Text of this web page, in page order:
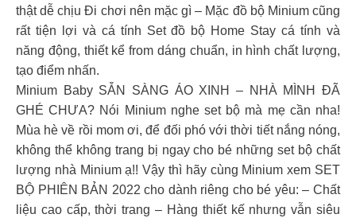
thật dễ chịu Đi chơi nên mặc gì – Mặc đồ bộ Minium cũng
rất tiện lợi và cá tính Set đồ bộ Home Stay cá tính và
năng động, thiết kể from dáng chuẩn, in hình chất lượng,
tạo điểm nhấn.
Minium Baby SẴN SÀNG ÁO XINH – NHÀ MÌNH ĐÃ
GHÉ CHƯA? Nói Minium nghe set bộ mà mẹ cần nha!
Mùa hè về rồi mom ơi, để đối phó với thời tiết nắng nóng,
không thể không trang bị ngay cho bé những set bộ chất
lượng nhà Minium ạ!! Vậy thì hãy cùng Minium xem SET
BỘ PHIÊN BẢN 2022 cho dành riêng cho bé yêu: – Chất
liệu cao cấp, thời trang – Hàng thiết kế nhưng vẫn siêu